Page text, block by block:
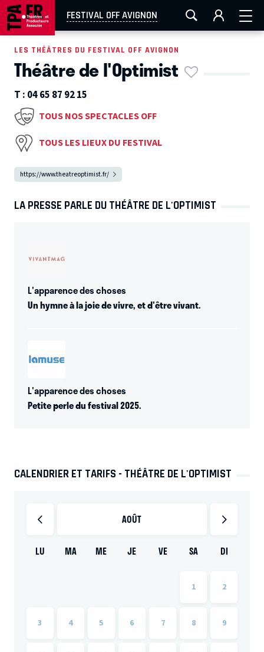
FESTIVAL OFF AVIGNON
AIX-MARSEILLE AURAY CAEN LA ROCHELLE
EN TOURNÉE
LES THÉÂTRES DU FESTIVAL OFF AVIGNON
Théâtre de l'Optimist
T : 04 65 87 92 15
TOUS NOS SPECTACLES OFF
TOUS LES LIEUX DU FESTIVAL
https://www.theatreoptimist.fr/
LA PRESSE PARLE DU THÉÂTRE DE L'OPTIMIST
L'apparence des choses
Un hymne à la joie de vivre, et d'être vivant.
L'apparence des choses
Petite perle du festival 2025.
CALENDRIER ET TARIFS - THÉÂTRE DE L'OPTIMIST
AOÛT
LU MA ME JE VE SA DI
1 2
3 4 5 6 7 8 9